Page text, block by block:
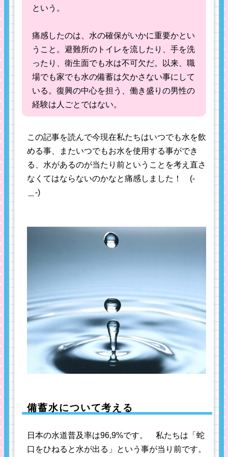
という。
痛感したのは、水の確保がいかに重要かとい
うこと。避難所のトイレを流したり、手を洗
ったり、衛生面でも水は不可欠だ。以来、職
場でも家でも水の備蓄は欠かさない事にして
いる。復興の中心を担う、働き盛りの男性の
経験は人ごとではない。
この記事を読んで今現在私たちはいつでも水を飲
める事、またいつでもお水を使用する事ができ
る、水があるのが当たり前ということを考え直さ
なくてはならないのかなと痛感しました！ (-
＿-)
備蓄水について考える
日本の水道普及率は96,9%です。 私たちは「蛇
口をひねると水が出る」という事が当り前です。